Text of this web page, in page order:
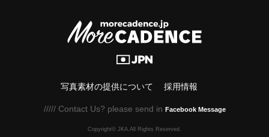
写真素材の提供について 採用情報
///// Contact Us? please send in Facebook Message
Copyright© JKA.All Rights Reserved.